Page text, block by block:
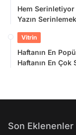
Hem Serinletiyor
Yazın
Vitrin
Haftanın En
Haftanın En Çok
Son Eklenenler